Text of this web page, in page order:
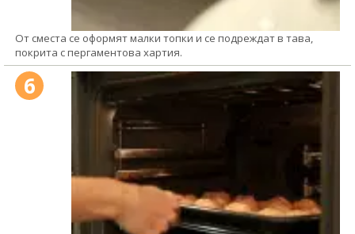
От сместа се оформят малки топки и се подреждат в тава,
покрита с пергаментова хартия.
6